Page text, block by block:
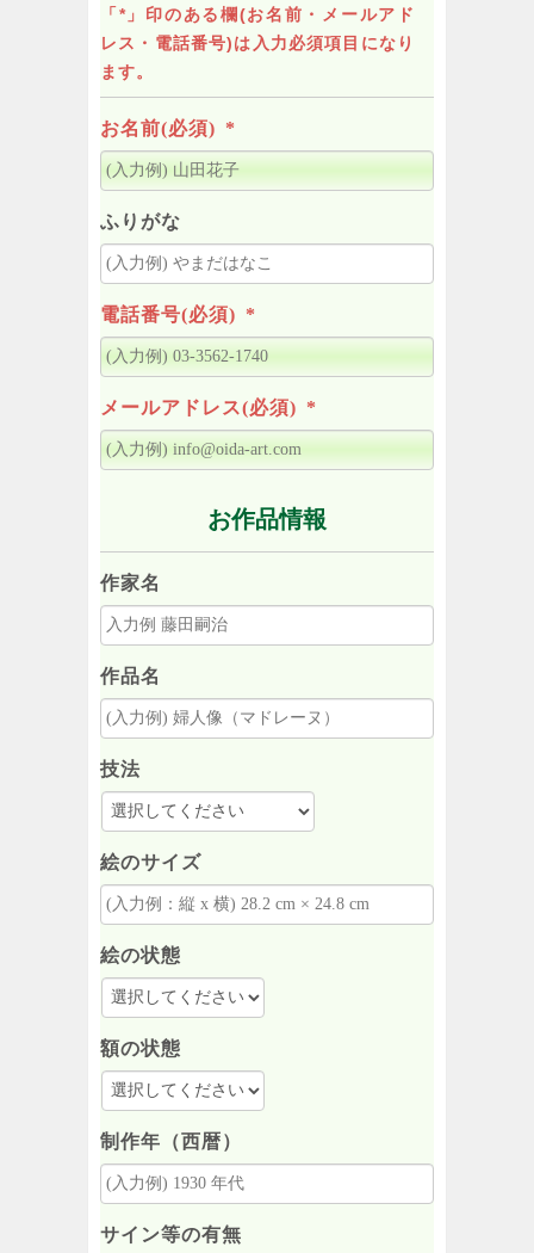
「*」印のある欄(お名前・メールアド
レス・電話番号)は入力必須項目になり
ます。
お名前(必須) *
ふりがな
電話番号(必須) *
メールアドレス(必須) *
お作品情報
作家名
作品名
技法
絵のサイズ
絵の状態
額の状態
制作年（西暦）
サイン等の有無